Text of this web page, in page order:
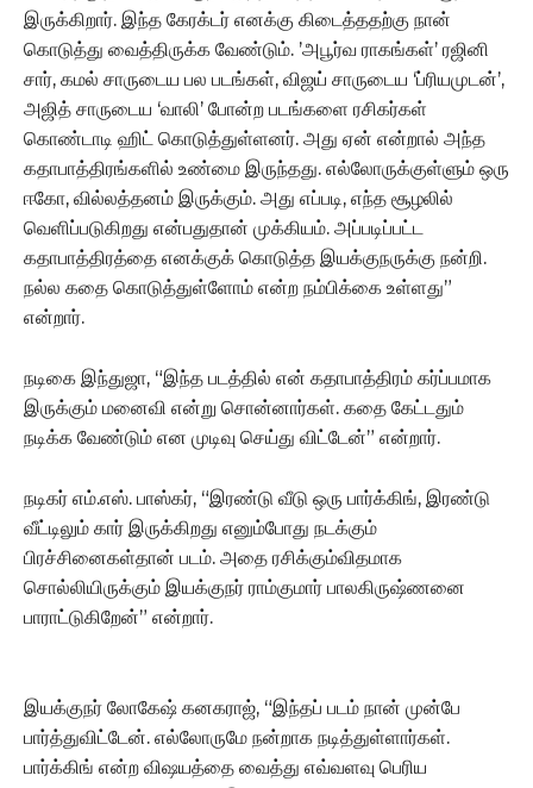
இருக்கிறார். இந்த கேரக்டர் எனக்கு கிடைத்ததற்கு நான்
கொடுத்து வைத்திருக்க வேண்டும். ’அபூர்வ ராகங்கள்’ ரஜினி
சார், கமல் சாருடைய பல படங்கள், விஜய் சாருடைய ‘ப்ரியமுடன்’,
அஜித் சாருடைய ‘வாலி’ போன்ற படங்களை ரசிகர்கள்
கொண்டாடி ஹிட் கொடுத்துள்ளனர். அது ஏன் என்றால் அந்த
கதாபாத்திரங்களில் உண்மை இருந்தது. எல்லோருக்குள்ளும் ஒரு
ஈகோ, வில்லத்தனம் இருக்கும். அது எப்படி, எந்த சூழலில்
வெளிப்படுகிறது என்பதுதான் முக்கியம். அப்படிப்பட்ட
கதாபாத்திரத்தை எனக்குக் கொடுத்த இயக்குநருக்கு நன்றி.
நல்ல கதை கொடுத்துள்ளோம் என்ற நம்பிக்கை உள்ளது”
என்றார்.
நடிகை இந்துஜா, “இந்த படத்தில் என் கதாபாத்திரம் கர்ப்பமாக
இருக்கும் மனைவி என்று சொன்னார்கள். கதை கேட்டதும்
நடிக்க வேண்டும் என முடிவு செய்து விட்டேன்” என்றார்.
நடிகர் எம்.எஸ். பாஸ்கர், “இரண்டு வீடு ஒரு பார்க்கிங், இரண்டு
வீட்டிலும் கார் இருக்கிறது எனும்போது நடக்கும்
பிரச்சினைகள்தான் படம். அதை ரசிக்கும்விதமாக
சொல்லியிருக்கும் இயக்குநர் ராம்குமார் பாலகிருஷ்ணனை
பாராட்டுகிறேன்” என்றார்.
இயக்குநர் லோகேஷ் கனகராஜ், “இந்தப் படம் நான் முன்பே
பார்த்துவிட்டேன். எல்லோருமே நன்றாக நடித்துள்ளார்கள்.
பார்க்கிங் என்ற விஷயத்தை வைத்து எவ்வளவு பெரிய